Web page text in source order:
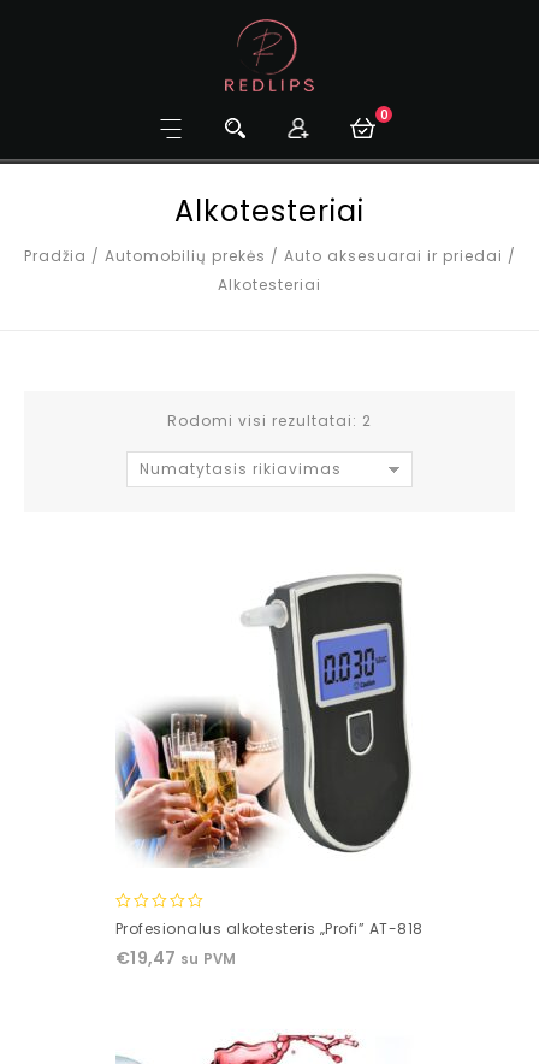
0
Alkotesteriai
Pradžia / Automobilių prekės / Auto aksesuarai ir priedai /
Alkotesteriai
Rodomi visi rezultatai: 2
Numatytasis rikiavimas
0
of
Profesionalus alkotesteris „Profi” AT-818
€19,47 su PVM